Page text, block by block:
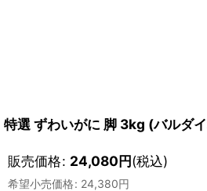
特選 ずわいがに 脚 3kg (バルダ
販売価格: 24,080円(税込)
希望小売価格: 24,380円